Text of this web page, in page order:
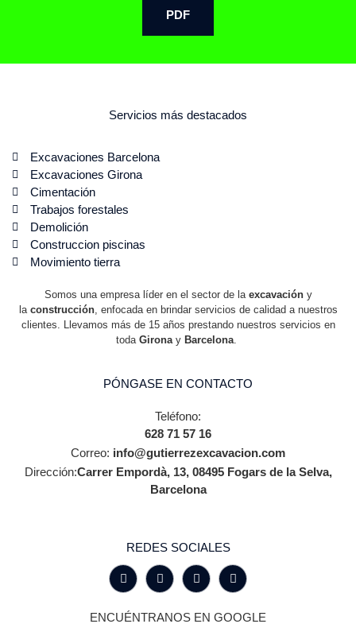
PDF
Servicios más destacados
Excavaciones Barcelona
Excavaciones Girona
Cimentación
Trabajos forestales
Demolición
Construccion piscinas
Movimiento tierra
Somos una empresa líder en el sector de la excavacióny
la construcción, enfocada en brindar servicios de calidad a nuestros
clientes. Llevamos más de 15 años prestando nuestros servicios en
toda Girona y Barcelona
PÓNGASE EN CONTACTO
Teléfono:
628 71 57 16
Correo: info@gutierrezexcavacion.com
Dirección:Carrer Empordà, 13, 08495 Fogars de la Selva,
Barcelona
REDES SOCIALES
ENCUÉNTRANOS EN GOOGLE